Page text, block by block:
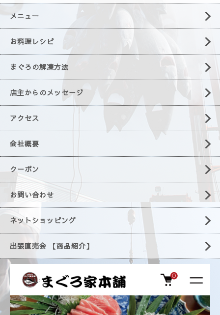
メニュー
お料理レシピ
まぐろの解凍方法
店主からのメッセージ
アクセス
会社概要
クーポン
お問い合わせ
ネットショッピング
出張直売会 【商品紹介】